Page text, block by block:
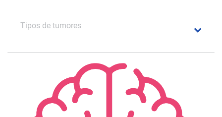
Tipos de tumores